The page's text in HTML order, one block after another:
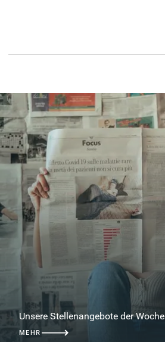
Unsere Stellenangebote der Woche
MEHR